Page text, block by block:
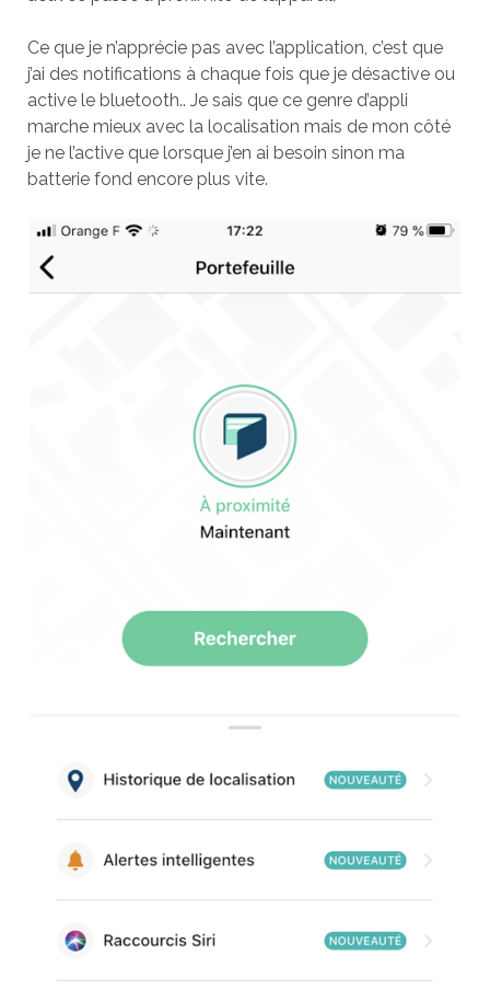
Ce que je n’apprécie pas avec l’application, c’est que
j’ai des notifications à chaque fois que je désactive ou
active le bluetooth.. Je sais que ce genre d’appli
marche mieux avec la localisation mais de mon côté
je ne l’active que lorsque j’en ai besoin sinon ma
batterie fond encore plus vite.